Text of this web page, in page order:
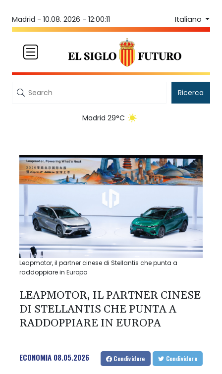
Madrid - 10.08. 2026 - 12:00:11 Italiano
Ricerca
Madrid 29°C
Leapmotor, il partner cinese di Stellantis che punta a
raddoppiare in Europa
LEAPMOTOR, IL PARTNER CINESE
DI STELLANTIS CHE PUNTA A
RADDOPPIARE IN EUROPA
ECONOMIA 08.05.2026 Condividere Condividere